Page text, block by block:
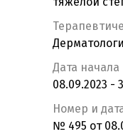
Дата
08.09.2023 -
Номер и
№ 495 от